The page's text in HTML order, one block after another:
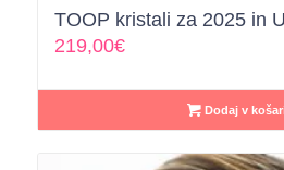
TOOP kristali za 2025 in
219,00€
Dodaj v